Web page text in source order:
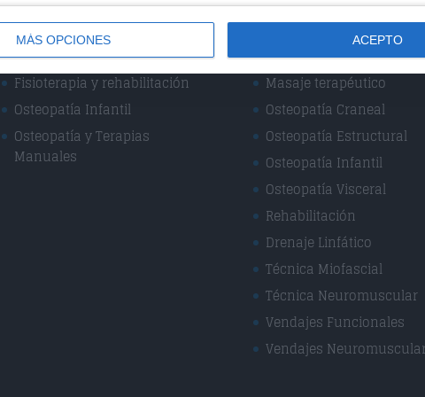
MÁS OPCIONES ACEPTO
Especialidades
Fisioterapia Deportiva
Fisioterapia y rehabilitación
Osteopatía Infantil
Osteopatía y Terapias
Manuales
Masaje Deportivo
Masaje terapéutico
Osteopatía Craneal
Osteopatía Estructural
Osteopatía Infantil
Osteopatía Visceral
Rehabilitación
Drenaje Linfático
Técnica Miofascial
Técnica Neuromuscular
Vendajes Funcionales
Vendajes